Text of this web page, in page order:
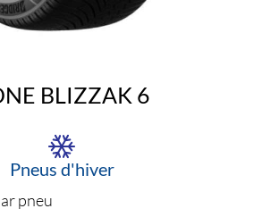
BLIZZAK 6
Pneus d'hiver
pneu